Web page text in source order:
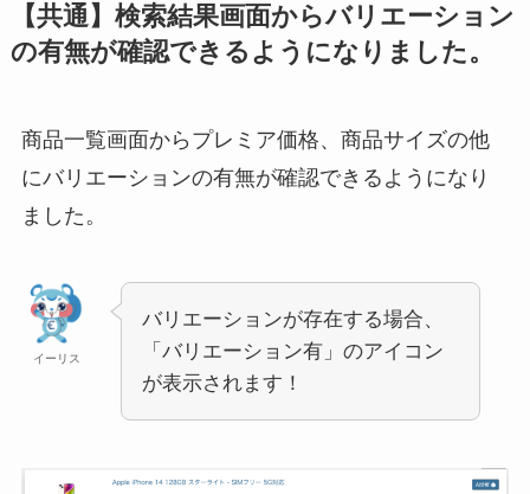
【共通】検索結果画面からバリエーション
の有無が確認できるようになりました。
商品一覧画面からプレミア価格、商品サイズの他
にバリエーションの有無が確認できるようになり
ました。
イーリス
バリエーションが存在する場合、
「バリエーション有」のアイコン
が表示されます！